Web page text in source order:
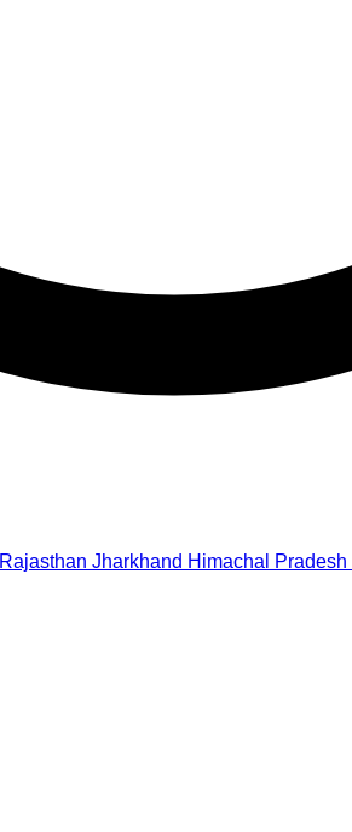
Rajasthan Jharkhand Himachal Pradesh